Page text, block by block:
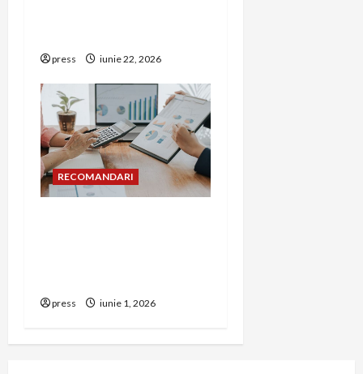
press iunie 22, 2026
RECOMANDARI
press iunie 1, 2026